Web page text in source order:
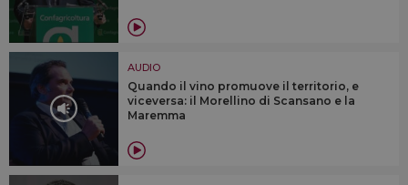
AUDIO
Quando il vino promuove il territorio, e
viceversa: il Morellino di Scansano e la
Maremma